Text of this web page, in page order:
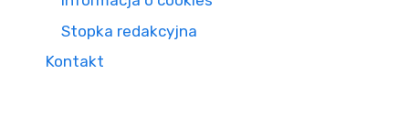
Stopka redakcyjna
Kontakt